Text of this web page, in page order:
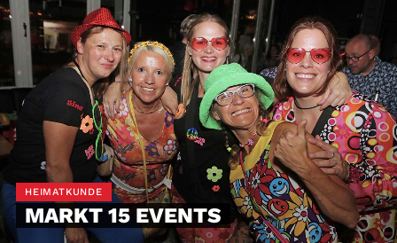
HEIMATKUNDE
MARKT 15 EVENTS